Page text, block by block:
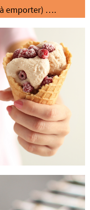
emporter) ….